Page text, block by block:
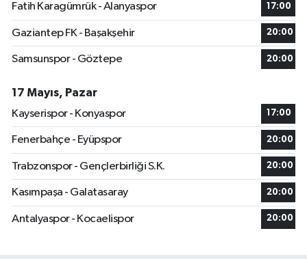
Fatih Karagümrük - Alanyaspor
17:00
Gaziantep FK - Başakşehir 20:00
Samsunspor - Göztepe 20:00
17 Mayıs, Pazar
Kayserispor - Konyaspor
17:00
Fenerbahçe - Eyüpspor 20:00
Trabzonspor - Gençlerbirliği S.K. 20:00
Kasımpaşa - Galatasaray 20:00
Antalyaspor - Kocaelispor 20:00